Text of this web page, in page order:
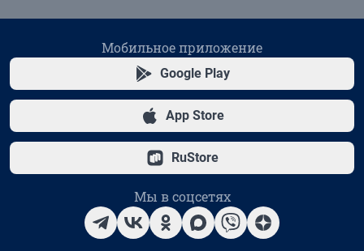
Мобильное приложение
Google Play
App Store
RuStore
Мы в соцсетях